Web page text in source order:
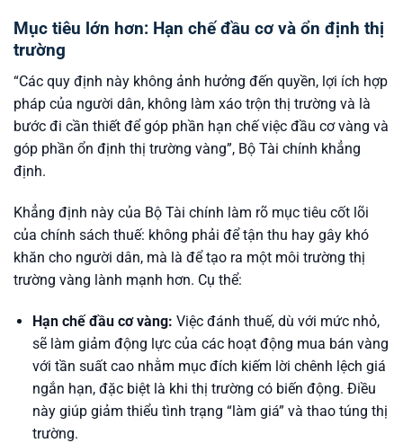
Mục tiêu lớn hơn: Hạn chế đầu cơ và ổn định thị
trường
“Các quy định này không ảnh hưởng đến quyền, lợi ích hợp
pháp của người dân, không làm xáo trộn thị trường và là
bước đi cần thiết để góp phần hạn chế việc đầu cơ vàng và
góp phần ổn định thị trường vàng”, Bộ Tài chính khẳng
định.
Khẳng định này của Bộ Tài chính làm rõ mục tiêu cốt lõi
của chính sách thuế: không phải để tận thu hay gây khó
khăn cho người dân, mà là để tạo ra một môi trường thị
trường vàng lành mạnh hơn. Cụ thể:
Hạn chế đầu cơ vàng: Việc đánh thuế, dù với mức nhỏ,
sẽ làm giảm động lực của các hoạt động mua bán vàng
với tần suất cao nhằm mục đích kiếm lời chênh lệch giá
ngắn hạn, đặc biệt là khi thị trường có biến động. Điều
này giúp giảm thiểu tình trạng “làm giá” và thao túng thị
trường.